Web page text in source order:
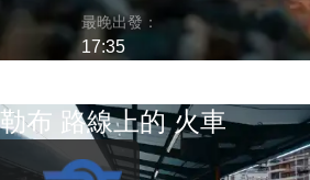
最晚出發：
17:35
布 路線上的 火車